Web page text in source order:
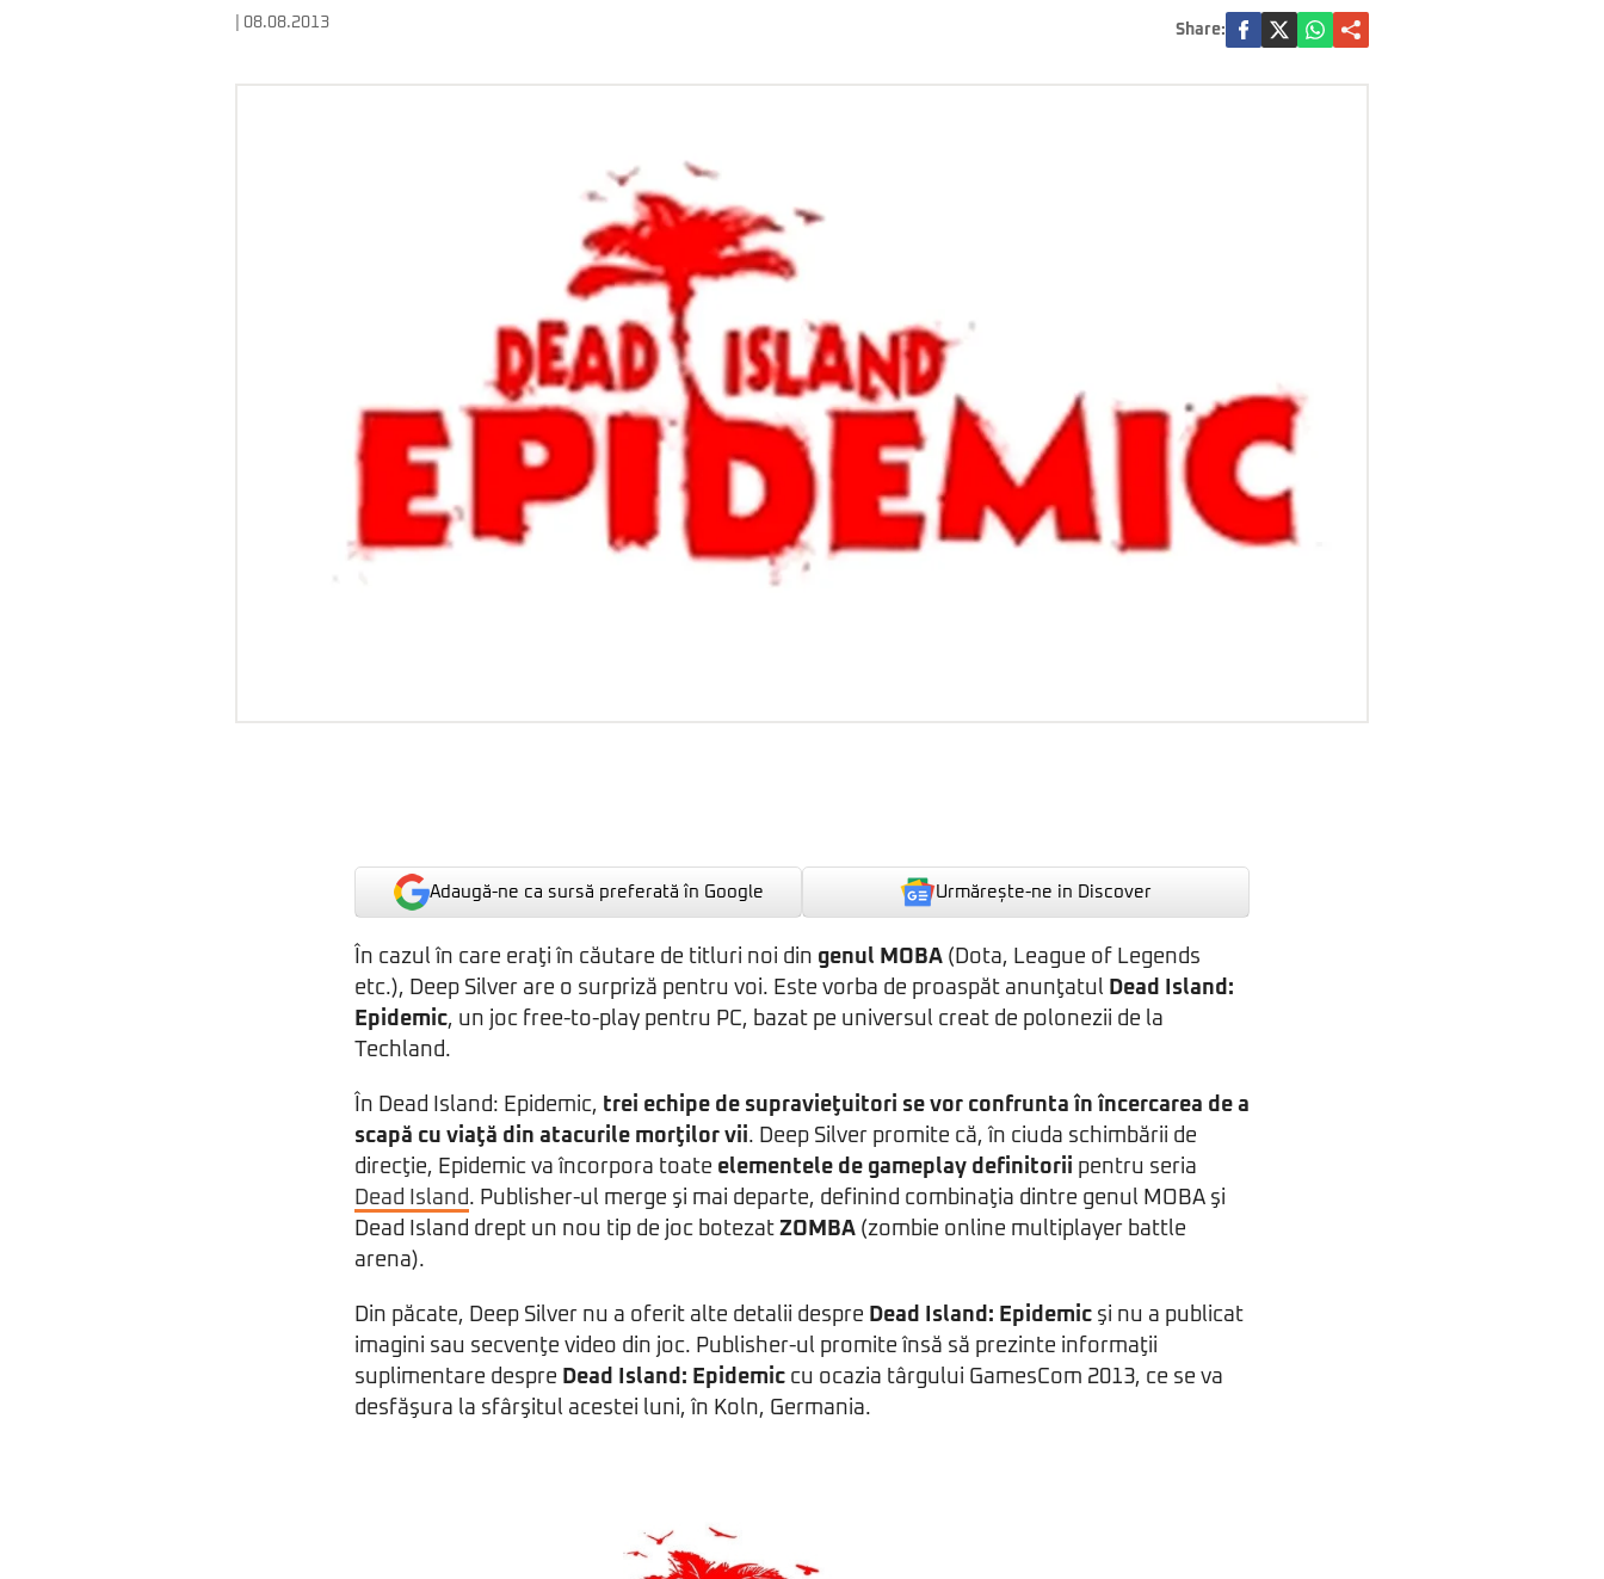
| 08.08.2013 Share:
Adaugă-ne ca sursă preferată în Google Urmărește-ne in Discover
În cazul în care eraţi în căutare de titluri noi din genul MOBA (Dota, League of Legends
etc.), Deep Silver are o surpriză pentru voi. Este vorba de proaspăt anunţatul Dead Island:
Epidemic, un joc free-to-play pentru PC, bazat pe universul creat de polonezii de la
Techland.
În Dead Island: Epidemic, trei echipe de supravieţuitori se vor confrunta în încercarea de a
scapă cu viaţă din atacurile morţilor vii. Deep Silver promite că, în ciuda schimbării de
direcţie, Epidemic va încorpora toate elementele de gameplay definitorii pentru seria
Dead Island. Publisher-ul merge şi mai departe, definind combinaţia dintre genul MOBA şi
Dead Island drept un nou tip de joc botezat ZOMBA (zombie online multiplayer battle
arena).
Din păcate, Deep Silver nu a oferit alte detalii despre Dead Island: Epidemic şi nu a publicat
imagini sau secvenţe video din joc. Publisher-ul promite însă să prezinte informaţii
suplimentare despre Dead Island: Epidemic cu ocazia târgului GamesCom 2013, ce se va
desfăşura la sfârşitul acestei luni, în Koln, Germania.